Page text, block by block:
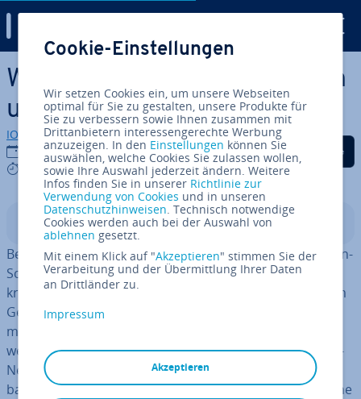
Zum Haupt­in­halt springen
Was ist eine DApp? De­fi­ni­ti­on
und Funk­ti­ons­wei­se erklärt
IONOS Redaktion
28.10.2022
7 mins
Auf Facebook teilen
Auf Twitter teilen
Auf LinkedIn
In­halts­ver­zeich­nis
Bei einer DApp handelt es sich um de­zen­tra­li­sier­te Open-
Source-An­wen­dun­gen, die auf Block­chain basieren und
kryp­to­gra­fi­sche Token für Trans­ak­tio­nen verwenden. Im
Gegensatz zu pro­prie­tä­ren Apps, die einem Un­ter­neh­
men gehören und über zentrale Server verwaltet
werden, nutzen DApps ein aus­fall­si­che­res Peer-to-Peer-
Netzwerk. Für die Ent­wick­lung eines Block­chain-
basierten, de­zen­tra­len Web3-Internets sollen Dapps eine
Cookie-Einstellungen
Wir setzen Cookies ein, um unsere Webseiten
optimal für Sie zu gestalten, unsere Produkte für
Sie zu verbessern sowie Ihnen zusammen mit
Drittanbietern interessengerechte Werbung
anzuzeigen. In den Einstellungen können Sie
auswählen, welche Cookies Sie zulassen wollen,
sowie Ihre Auswahl jederzeit ändern. Weitere
Infos finden Sie in unserer Richtlinie zur
Verwendung von Cookies und in unseren
Datenschutzhinweisen. Technisch notwendige
Cookies werden auch bei der Auswahl von
ablehnen gesetzt.
Mit einem Klick auf "Akzeptieren" stimmen Sie der
Verarbeitung und der Übermittlung Ihrer Daten
an Drittländer zu.
Impressum
Akzeptieren